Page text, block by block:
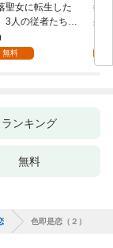
聖女に転生した
3人の従者たちに
れて困ってます 第
無料
授
身
ランキング
無料
色即是恋（２）